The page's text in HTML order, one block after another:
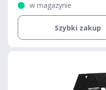
w magazynie
Szybki zakup